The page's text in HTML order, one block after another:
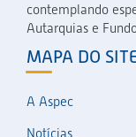
contemplando
Autarquias e
MAPA DO
A Aspec
Notícias